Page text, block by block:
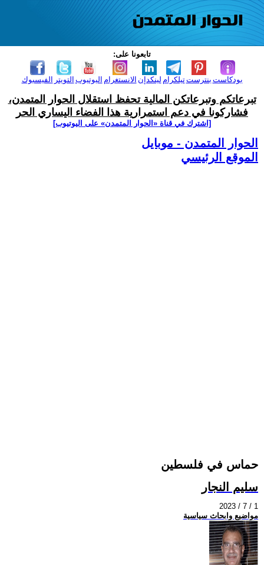
تابعونا على:
الفيسبوك التويتر اليوتيوب الانستغرام لينكدإن تيلكرامبنترست بودكاست
تبرعاتكم وتبرعاتكن المالية تحفظ استقلال الحوار المتمدن،
فشاركونا في دعم استمرارية هذا الفضاء اليساري الحر
[اشترك في قناة ‫«الحوار المتمدن» على اليوتيوب]
الحوار المتمدن - موبايل
الموقع الرئيسي
حماس في فلسطين
سليم النجار
2023 / 7 / 1
مواضيع وابحاث سياسية